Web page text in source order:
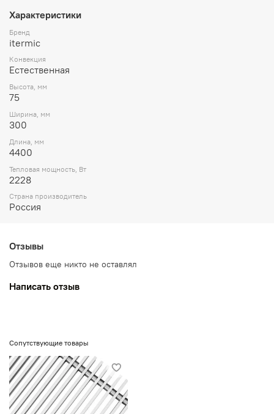
Характеристики
Бренд
itermic
Конвекция
Естественная
Высота, мм
75
Ширина, мм
300
Длина, мм
4400
Тепловая мощность, Вт
2228
Страна производитель
Россия
Отзывы
Отзывов еще никто не оставлял
Написать отзыв
Сопутствующие товары